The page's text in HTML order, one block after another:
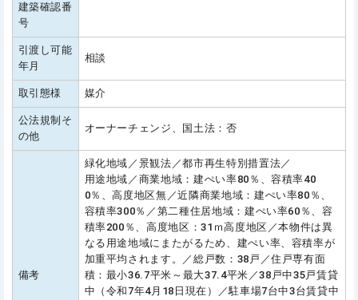
建築確認番
号
引渡し可能
年月
相談
取引態様 媒介
公法規制そ
の他
オーナーチェンジ、国土法：否
備考
緑化地域／景観法／都市再生特別措置法／
用途地域／商業地域：建ぺい率80％、容積率40
0％、高度地区無／近隣商業地域：建ぺい率80％、
容積率300％／第二種住居地域：建ぺい率60％、容
積率200％、高度地区：31ｍ高度地区／本物件は異
なる用途地域にまたがるため、建ぺい率、容積率が
加重平均されます。／総戸数：38戸／住戸専有面
積：最小36.7平米～最大37.4平米／38戸中35戸賃貸
中（令和7年4月18日現在）／駐車場7台中3台賃貸中